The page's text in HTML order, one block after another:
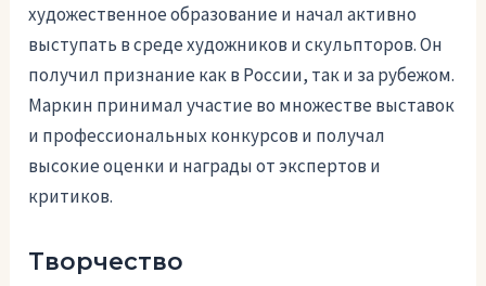
художественное образование и начал активно
выступать в среде художников и скульпторов. Он
получил признание как в России, так и за рубежом.
Маркин принимал участие во множестве выставок
и профессиональных конкурсов и получал
высокие оценки и награды от экспертов и
критиков.
Творчество